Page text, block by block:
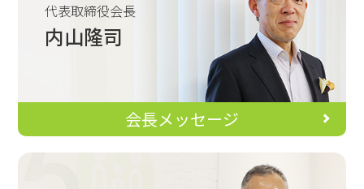
代表取締役会長
内山隆司
会長メッセージ